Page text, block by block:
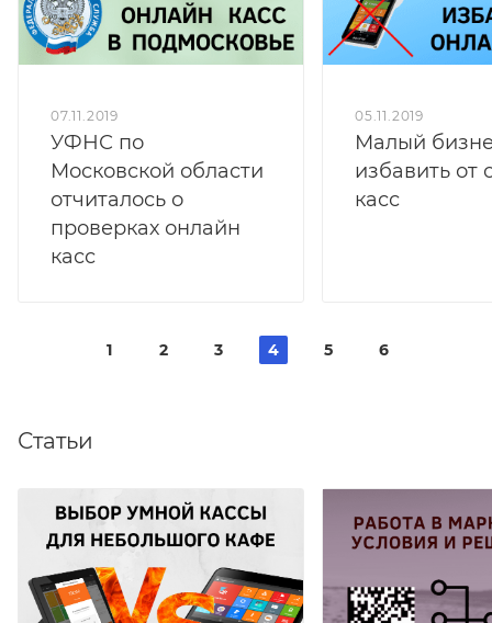
07.11.2019
УФНС по
Московской области
отчиталось о
проверках онлайн
касс
05.11.2019
Малый
избавить от
касс
1 2 3 4 5 6
Статьи